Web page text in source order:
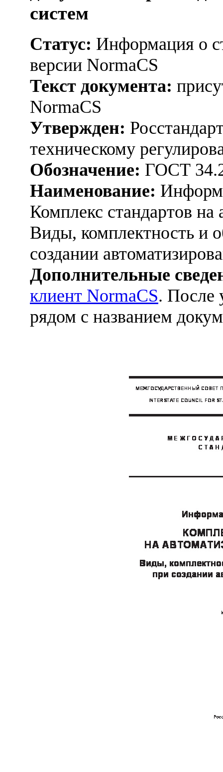
систем
Статус: Информация о
версии NormaCS
Текст документа:
NormaCS
Утвержден:
техническому
Обозначение: ГОСТ
Наименование:
Комплекс стандартов
Виды, комплектность и
создании
Дополнительные
клиент NormaCS. После
рядом с названием